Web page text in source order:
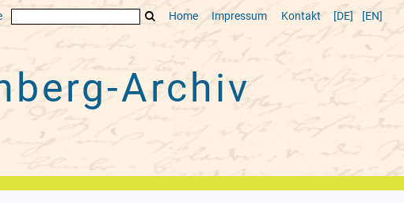
Home Impressum Kontakt [DE] [EN]
Archiv